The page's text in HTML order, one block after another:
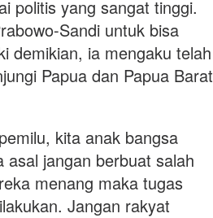
politis yang sangat tinggi.
Sandi untuk bisa
demikian, ia mengaku telah
Papua dan Papua Barat
kita anak bangsa
jangan berbuat salah
menang maka tugas
Jangan rakyat